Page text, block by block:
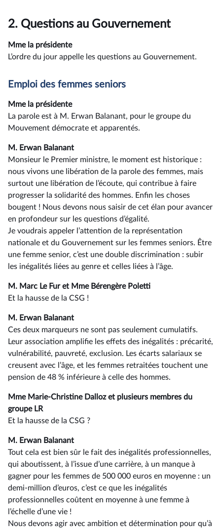
2. Questions au Gouvernement
Mme la présidente
L’ordre du jour appelle les questions au Gouvernement.
Emploi des femmes seniors
Mme la présidente
La parole est à M. Erwan Balanant, pour le groupe du
Mouvement démocrate et apparentés.
M. Erwan Balanant
Monsieur le Premier ministre, le moment est historique :
nous vivons une libération de la parole des femmes, mais
surtout une libération de l’écoute, qui contribue à faire
progresser la solidarité des hommes. Enfin les choses
bougent ! Nous devons nous saisir de cet élan pour avancer
en profondeur sur les questions d’égalité.
Je voudrais appeler l’attention de la représentation
nationale et du Gouvernement sur les femmes seniors. Être
une femme senior, c’est une double discrimination : subir
les inégalités liées au genre et celles liées à l’âge.
M. Marc Le Fur et Mme Bérengère Poletti
Et la hausse de la CSG !
M. Erwan Balanant
Ces deux marqueurs ne sont pas seulement cumulatifs.
Leur association amplifie les effets des inégalités : précarité,
vulnérabilité, pauvreté, exclusion. Les écarts salariaux se
creusent avec l’âge, et les femmes retraitées touchent une
pension de 48 % inférieure à celle des hommes.
Mme Marie-Christine Dalloz et plusieurs membres du
groupe LR
Et la hausse de la CSG ?
M. Erwan Balanant
Tout cela est bien sûr le fait des inégalités professionnelles,
qui aboutissent, à l’issue d’une carrière, à un manque à
gagner pour les femmes de 500 000 euros en moyenne : un
demi-million d’euros, c’est ce que les inégalités
professionnelles coûtent en moyenne à une femme à
l’échelle d’une vie !
Nous devons agir avec ambition et détermination pour qu’à